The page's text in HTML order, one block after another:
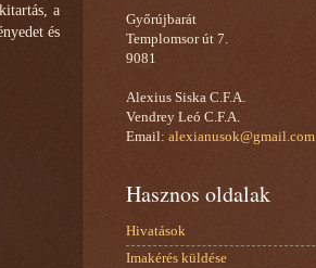
a
és
Győrújbarát
Templomsor út 7.
9081
Alexius Siska C.F.A.
Vendrey Leó C.F.A.
Email: alexianusok@gmail.com
Hasznos oldalak
Hivatások
Imakérés küldése